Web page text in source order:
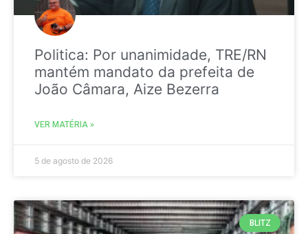
Politica: Por unanimidade, TRE/RN
mantém mandato da prefeita de
João Câmara, Aize Bezerra
VER MATÉRIA »
5 de agosto de 2026
BLITZ